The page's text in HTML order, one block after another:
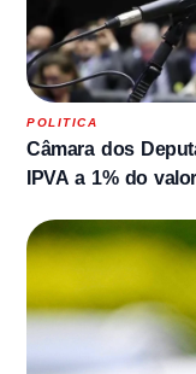
POLITICA
Câmara dos
IPVA a 1% do